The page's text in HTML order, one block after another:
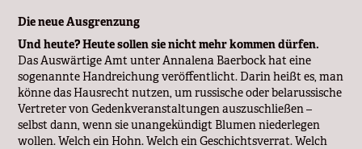
Die neue Ausgrenzung
Und heute? Heute sollen sie nicht mehr kommen dürfen.
Das Auswärtige Amt unter Annalena Baerbock hat eine
sogenannte Handreichung veröffentlicht. Darin heißt es, man
könne das Hausrecht nutzen, um russische oder belarussische
Vertreter von Gedenkveranstaltungen auszuschließen –
selbst dann, wenn sie unangekündigt Blumen niederlegen
wollen. Welch ein Hohn. Welch ein Geschichtsverrat. Welch